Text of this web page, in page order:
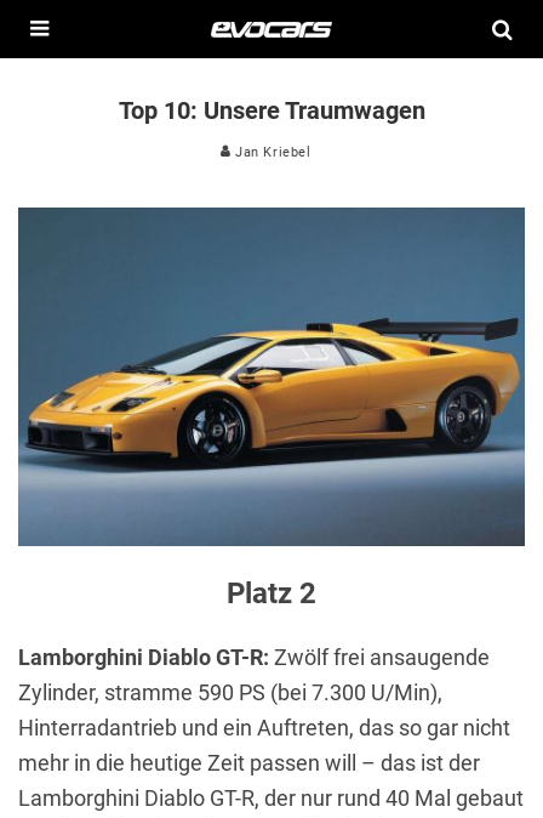
Top 10: Unsere Traumwagen
Jan Kriebel
Platz 2
Lamborghini Diablo GT-R: Zwölf frei ansaugende
Zylinder, stramme 590 PS (bei 7.300 U/Min),
Hinterradantrieb und ein Auftreten, das so gar nicht
mehr in die heutige Zeit passen will – das ist der
Lamborghini Diablo GT-R, der nur rund 40 Mal gebaut